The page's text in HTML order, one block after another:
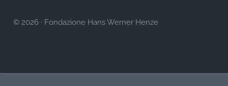
© 2026 · Fondazione Hans Werner Henze